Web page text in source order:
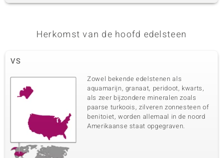
Herkomst van de hoofd edelsteen
VS
Zowel bekende edelstenen als
aquamarijn, granaat, peridoot, kwarts,
als zeer bijzondere mineralen zoals
paarse turkoois, zilveren zonnesteen of
benitoiet, worden allemaal in de noord
Amerikaanse staat opgegraven.